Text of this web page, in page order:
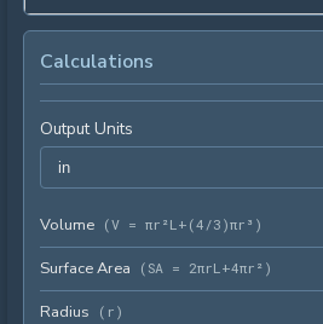
Calculations
Output Units
Volume (V = πr²L+(4/3)πr³ )
Surface Area ( SA = 2πrL+4πr² )
Radius ( r )